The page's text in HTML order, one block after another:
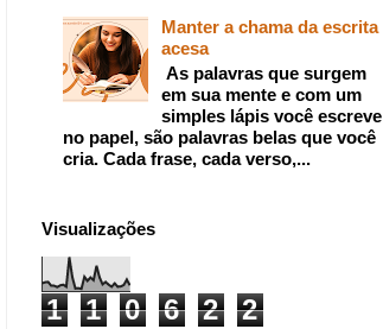
Manter a chama da escrita
acesa
As palavras que surgem
em sua mente e com um
simples lápis você escreve
no papel, são palavras belas que você
cria. Cada frase, cada verso,...
Visualizações
1 1 0 6 2 2